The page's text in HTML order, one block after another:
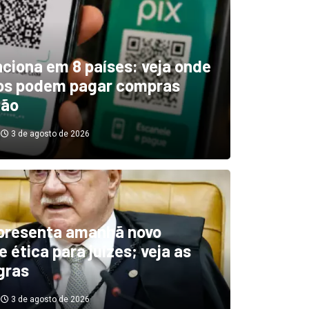
indica El Niño
diminuindo chuvas e
secas de rios
3 de agosto de 2026
em 8 países: veja onde
podem pagar compras
3 de agosto de 2026
amanhã novo
ética para juízes; veja as
3 de agosto de 2026